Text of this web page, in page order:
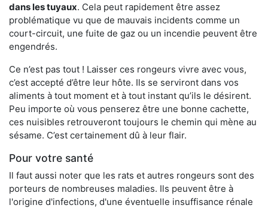
dans les tuyaux. Cela peut rapidement être assez
problématique vu que de mauvais incidents comme un
court-circuit, une fuite de gaz ou un incendie peuvent être
engendrés.
Ce n’est pas tout ! Laisser ces rongeurs vivre avec vous,
c’est accepté d’être leur hôte. Ils se serviront dans vos
aliments à tout moment et à tout instant qu’ils le désirent.
Peu importe où vous penserez être une bonne cachette,
ces nuisibles retrouveront toujours le chemin qui mène au
sésame. C’est certainement dû à leur flair.
Pour votre santé
Il faut aussi noter que les rats et autres rongeurs sont des
porteurs de nombreuses maladies. Ils peuvent être à
l'origine d'infections, d'une éventuelle insuffisance rénale